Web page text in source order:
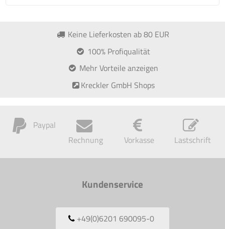
Keine Lieferkosten ab 80 EUR
100% Profiqualität
Mehr Vorteile anzeigen
Kreckler GmbH Shops
Paypal
Rechnung
Vorkasse Lastschrift
Kundenservice
+49(0)6201 690095-0